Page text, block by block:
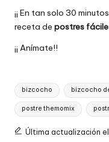
¡¡ En tan solo 30
receta de postres
¡¡ Anímate!!
Etiquetas:
bizcocho bizcocho
postre themomix
Última actualización el